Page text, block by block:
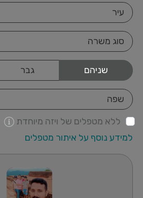
עיר
סוג משרה
גבר שניהם
שפה
ללא מטפלים של ויזה מיוחדת
למידע נוסף על איתור מטפלים